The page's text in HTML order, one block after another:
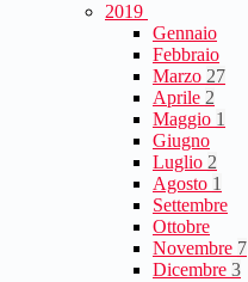
2019
Gennaio
Febbraio
Marzo 27
Aprile 2
Maggio 1
Giugno
Luglio 2
Agosto 1
Settembre
Ottobre
Novembre 7
Dicembre 3